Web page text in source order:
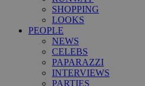
SHOPPING
LOOKS
PEOPLE
NEWS
CELEBS
PAPARAZZI
INTERVIEWS
PARTIES